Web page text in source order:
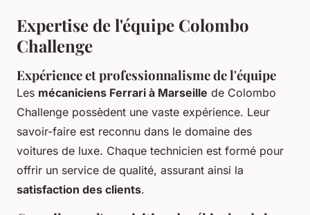
Expertise de l'équipe Colombo
Challenge
Expérience et professionnalisme de l'équipe
Les mécaniciens Ferrari à Marseille de Colombo
Challenge possèdent une vaste expérience. Leur
savoir-faire est reconnu dans le domaine des
voitures de luxe. Chaque technicien est formé pour
offrir un service de qualité, assurant ainsi la
satisfaction des clients.